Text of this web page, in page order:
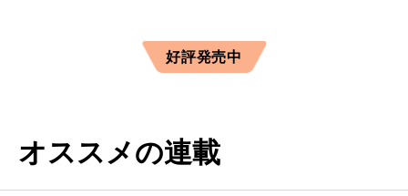
好評発売中
オススメの連載